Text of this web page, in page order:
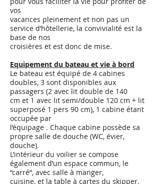
vos
vacances pleinement et non pas un
service d’hôtellerie, la convivialité est la
base de nos
croisières et est donc de mise.
Equipement du bateau et vie à bord
Le bateau est équipé de 4 cabines
doubles, 3 sont disponibles aux
passagers (2 avec lit double de 140
cm et 1 avec lit semi/double 120 cm + lit
superposé 1 pers 90 cm), 1 cabine étant
occupée par
l’équipage . Chaque cabine possède sa
propre salle de douche (WC, évier,
douche).
L’intérieur du voilier se compose
également d’un espace commun, le
“carré”, avec salle à manger,
cuisine, et la table à cartes du skipper.